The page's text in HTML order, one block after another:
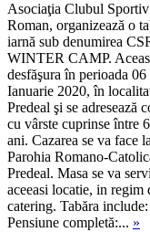
Asociaţia Clubul Sportiv
Roman, organizează o
iarnă sub denumirea
WINTER CAMP.
desfăşura în perioada
Ianuarie 2020, în
Predeal şi se adresează
cu vârste cuprinse între
ani. Cazarea se va face
Parohia Romano-
Predeal. Masa se va
aceeasi locatie, in regim
catering. Tabăra include:
Pensiune completă:... »